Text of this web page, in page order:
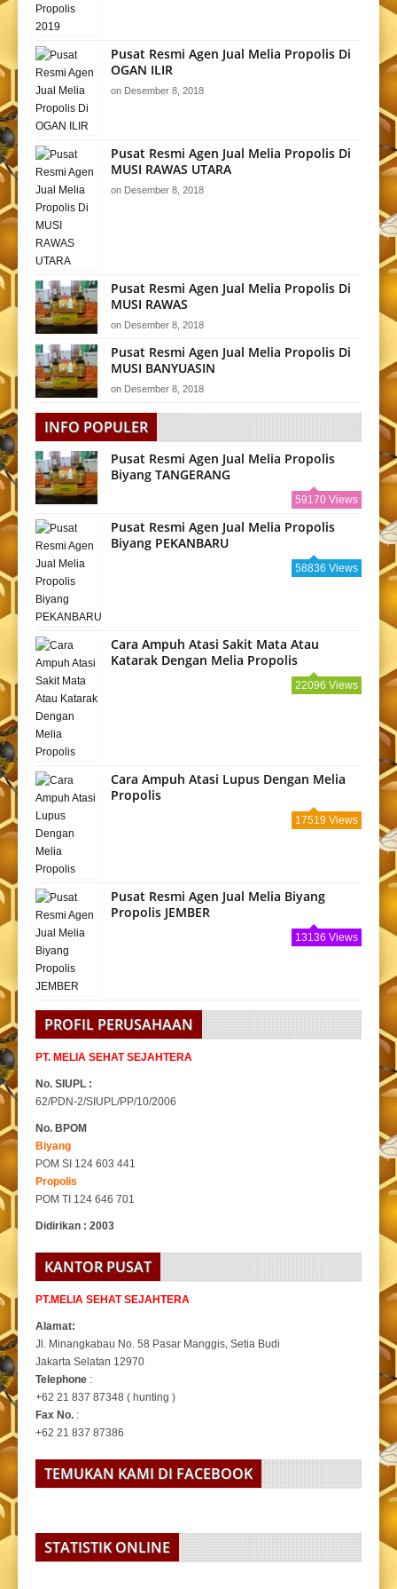
Pusat Resmi Agen Jual Melia Propolis Di
OGAN ILIR
on Desember 8, 2018
Pusat Resmi Agen Jual Melia Propolis Di
MUSI RAWAS UTARA
on Desember 8, 2018
Pusat Resmi Agen Jual Melia Propolis Di
MUSI RAWAS
on Desember 8, 2018
Pusat Resmi Agen Jual Melia Propolis Di
MUSI BANYUASIN
on Desember 8, 2018
INFO POPULER
Pusat Resmi Agen Jual Melia Propolis
Biyang TANGERANG
59170 Views
Pusat Resmi Agen Jual Melia Propolis
Biyang PEKANBARU
58836 Views
Cara Ampuh Atasi Sakit Mata Atau
Katarak Dengan Melia Propolis
22096 Views
Cara Ampuh Atasi Lupus Dengan Melia
Propolis
17519 Views
Pusat Resmi Agen Jual Melia Biyang
Propolis JEMBER
13136 Views
PROFIL PERUSAHAAN
PT. MELIA SEHAT SEJAHTERA
No. SIUPL :
62/PDN-2/SIUPL/PP/10/2006
No. BPOM
Biyang
POM SI 124 603 441
Propolis
POM TI 124 646 701
Didirikan : 2003
KANTOR PUSAT
PT.MELIA SEHAT SEJAHTERA
Alamat:
Jl. Minangkabau No. 58 Pasar Manggis, Setia Budi
Jakarta Selatan 12970
Telephone :
+62 21 837 87348 ( hunting )
Fax No. :
+62 21 837 87386
TEMUKAN KAMI DI FACEBOOK
STATISTIK ONLINE